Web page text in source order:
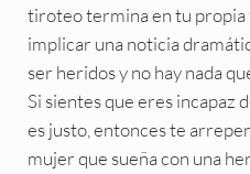
tiroteo termina en tu propia
implicar una noticia
ser heridos y no hay nada
Si sientes que eres incapaz
es justo, entonces te
mujer que sueña con una